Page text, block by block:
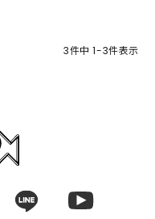
3件中 1-3件表示